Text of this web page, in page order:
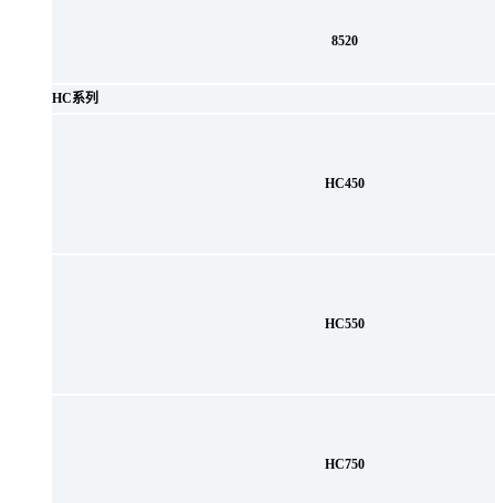
8520
HC系列
HC450
HC550
HC750